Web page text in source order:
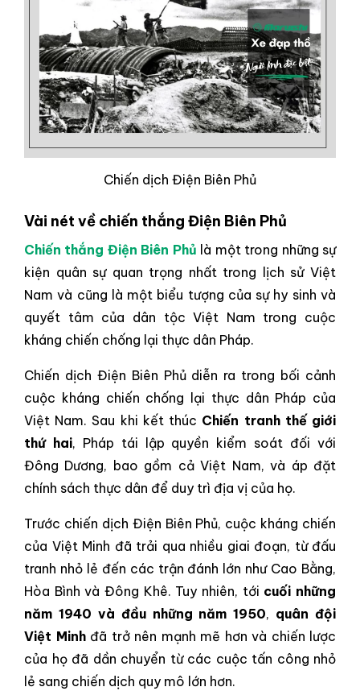
Chiến dịch Điện Biên Phủ
Vài nét về chiến thắng Điện Biên Phủ
Chiến thắng Điện Biên Phủ là một trong những sự
kiện quân sự quan trọng nhất trong lịch sử Việt
Nam và cũng là một biểu tượng của sự hy sinh và
quyết tâm của dân tộc Việt Nam trong cuộc
kháng chiến chống lại thực dân Pháp.
Chiến dịch Điện Biên Phủ diễn ra trong bối cảnh
cuộc kháng chiến chống lại thực dân Pháp của
Việt Nam. Sau khi kết thúc Chiến tranh thế giới
thứ hai, Pháp tái lập quyền kiểm soát đối với
Đông Dương, bao gồm cả Việt Nam, và áp đặt
chính sách thực dân để duy trì địa vị của họ.
Trước chiến dịch Điện Biên Phủ, cuộc kháng chiến
của Việt Minh đã trải qua nhiều giai đoạn, từ đấu
tranh nhỏ lẻ đến các trận đánh lớn như Cao Bằng,
Hòa Bình và Đông Khê. Tuy nhiên, tới cuối những
năm 1940 và đầu những năm 1950, quân đội
Việt Minhđã trở nên mạnh mẽ hơn và chiến lược
của họ đã dần chuyển từ các cuộc tấn công nhỏ
lẻ sang chiến dịch quy mô lớn hơn.